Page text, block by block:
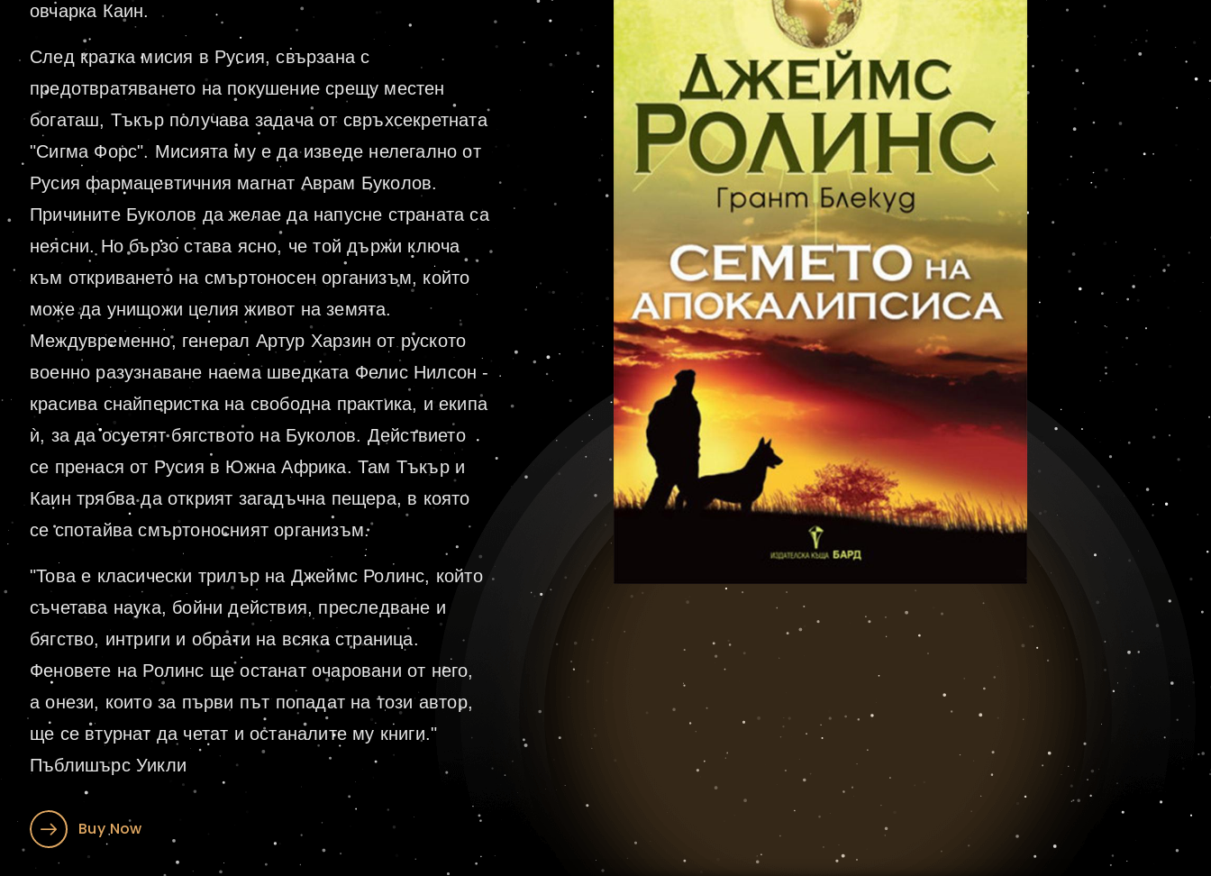
овчарка Каин.
След кратка мисия в Русия, свързана с
предотвратяването на покушение срещу местен
богаташ, Тъкър получава задача от свръхсекретната
"Сигма Форс". Мисията му е да изведе нелегално от
Русия фармацевтичния магнат Аврам Буколов.
Причините Буколов да желае да напусне страната са
неясни. Но бързо става ясно, че той държи ключа
към откриването на смъртоносен организъм, който
може да унищожи целия живот на земята.
Междувременно, генерал Артур Харзин от руското
военно разузнаване наема шведката Фелис Нилсон -
красива снайперистка на свободна практика, и екипа
ѝ, за да осуетят бягството на Буколов. Действието
се пренася от Русия в Южна Африка. Там Тъкър и
Каин трябва да открият загадъчна пещера, в която
се спотайва смъртоносният организъм.
"Това е класически трилър на Джеймс Ролинс, който
съчетава наука, бойни действия, преследване и
бягство, интриги и обрати на всяка страница.
Феновете на Ролинс ще останат очаровани от него,
а онези, които за първи път попадат на този автор,
ще се втурнат да четат и останалите му книги."
Пъблишърс Уикли
Buy Now